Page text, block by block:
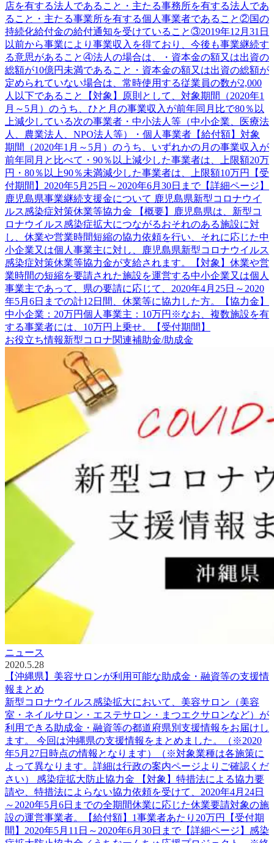
店を有する法人であること・主たる事務所を有する法人であ
ること・主たる事業所を有する個人事業者であること②国の
持続化給付金の給付通知を受けていること③2019年12月31日
以前から事業により事業収入を得ており、今後も事業継続す
る意思があること④法人の場合は、・資本金の額又は出資の
総額が10億円未満であること・資本金の額又は出資の総額が
定められていない場合は、常時使用する従業員の数が2,000
人以下であること【対象】原則として、対象期間（2020年1
月～5月）のうち、ひと月の事業収入が前年同月比で80％以
上減少している次の事業者・中小法人等（中小企業、医療法
人、農業法人、NPO法人等）・個人事業者【給付額】対象
期間（2020年1月～5月）のうち、いずれかの月の事業収入が
前年同月と比べて・90％以上減少した事業者は、上限額20万
円・80％以上90％未満減少した事業者は、上限額10万円【受
付期間】2020年5月25日～2020年6月30日まで【詳細ページ】
鹿児島県事業継続支援金について 鹿児島県新型コロナウイ
ルス感染症対策休業等協力金 【概要】鹿児島県は、新型コ
ロナウイルス感染症拡大につながるおそれのある施設に対
し、休業や営業時間短縮の協力依頼を行い、それに応じた中
小企業又は個人事業主に対し、鹿児島県新型コロナウイルス
感染症対策休業等協力金が支給されます。【対象】休業や営
業時間の短縮を要請された施設を運営する中小企業又は個人
事業主であって、県の要請に応じて、2020年4月25日～2020
年5月6日までの計12日間、休業等に協力した方。【協力金】
中小企業：20万円個人事業主：10万円※なお、複数施設を有
する事業者には、10万円上乗せ。【受付期間】
お役立ち情報新型コロナ関連補助金/助成金
ニュース
2020.5.28
【沖縄県】美容サロンが利用可能な助成金・融資等の支援情
報まとめ
新型コロナウイルス感染拡大において、美容サロン（美容
室・ネイルサロン・エステサロン・まつエクサロンなど）が
利用できる助成金・融資等の都道府県別支援情報をお届けし
ます。 今回は沖縄県の支援情報をまとめました。（※2020
年5月27日時点の情報となります）（※対象業種は各施策に
よって異なります。詳細は行政の案内ページよりご確認くだ
さい） 感染症拡大防止協力金 【対象】特措法による協力要
請や、特措法によらない協力依頼を受けて、2020年4月24日
～2020年5月6日までの全期間休業に応じた休業要請対象の施
設の運営事業者。【給付額】1事業者あたり20万円【受付期
間】2020年5月11日～2020年6月30日まで【詳細ページ】感染